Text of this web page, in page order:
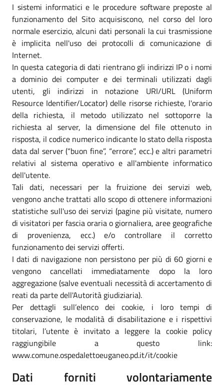
I sistemi informatici e le procedure software preposte al
funzionamento del Sito acquisiscono, nel corso del loro
normale esercizio, alcuni dati personali la cui trasmissione
è implicita nell'uso dei protocolli di comunicazione di
Internet.
In questa categoria di dati rientrano gli indirizzi IP o i nomi
a dominio dei computer e dei terminali utilizzati dagli
utenti, gli indirizzi in notazione URI/URL (Uniform
Resource Identifier/Locator) delle risorse richieste, l'orario
della richiesta, il metodo utilizzato nel sottoporre la
richiesta al server, la dimensione del file ottenuto in
risposta, il codice numerico indicante lo stato della risposta
data dal server (“buon fine”, “errore”, ecc.) e altri parametri
relativi al sistema operativo e all'ambiente informatico
dell'utente.
Tali dati, necessari per la fruizione dei servizi web,
vengono anche trattati allo scopo di ottenere informazioni
statistiche sull'uso dei servizi (pagine più visitate, numero
di visitatori per fascia oraria o giornaliera, aree geografiche
di provenienza, ecc.) e/o controllare il corretto
funzionamento dei servizi offerti.
I dati di navigazione non persistono per più di 60 giorni e
vengono cancellati immediatamente dopo la loro
aggregazione (salve eventuali necessità di accertamento di
reati da parte dell'Autorità giudiziaria).
Per dettagli sull’elenco dei cookie, i loro tempi di
conservazione, le modalità di disabilitazione e i rispettivi
titolari, l’utente è invitato a leggere la cookie policy
raggiungibile a questo link:
www.comune.ospedalettoeuganeo.pd.it/it/cookie
Dati forniti volontariamente